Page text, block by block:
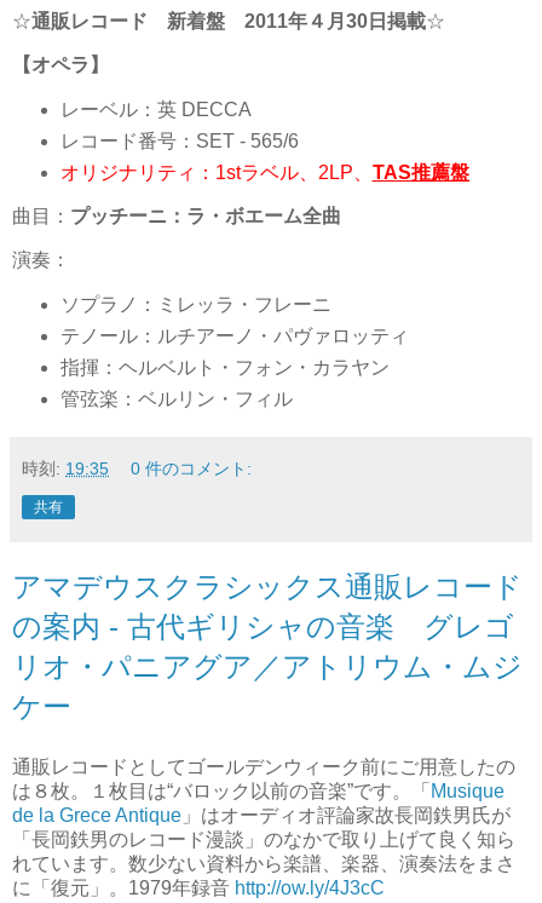
☆通販レコード 新着盤 2011年４月30日掲載☆
【オペラ】
レーベル：英 DECCA
レコード番号：SET - 565/6
オリジナリティ：1stラベル、2LP、 TAS推薦盤
曲目： プッチーニ：ラ・ボエーム全曲
演奏：
ソプラノ：ミレッラ・フレーニ
テノール：ルチアーノ・パヴァロッティ
指揮：ヘルベルト・フォン・カラヤン
管弦楽：ベルリン・フィル
時刻: 19:35 0 件のコメント:
共有
アマデウスクラシックス通販レコード
の案内 - 古代ギリシャの音楽 グレゴ
リオ・パニアグア／アトリウム・ムジ
ケー
通販レコードとしてゴールデンウィーク前にご用意したの
は８枚。１枚目は“バロック以前の音楽”です。「 Musique
de la Grece Antique 」はオーディオ評論家故長岡鉄男氏が
「長岡鉄男のレコード漫談」のなかで取り上げて良く知ら
れています。数少ない資料から楽譜、楽器、演奏法をまさ
に「復元」。1979年録音 http://ow.ly/4J3cC